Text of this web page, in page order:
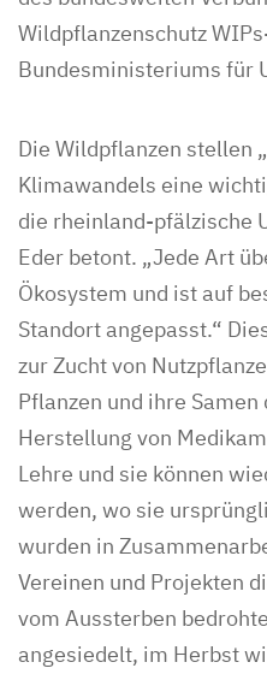
Wildpflanzenschutz
Bundesministeriums für
Die Wildpflanzen stellen
Klimawandels eine
die rheinland-pfälzische
Eder betont. „Jede Art
Ökosystem und ist auf
Standort angepasst.“
zur Zucht von
Pflanzen und ihre
Herstellung von
Lehre und sie können
werden, wo sie
wurden in
Vereinen und Projekten
vom Aussterben
angesiedelt, im Herbst